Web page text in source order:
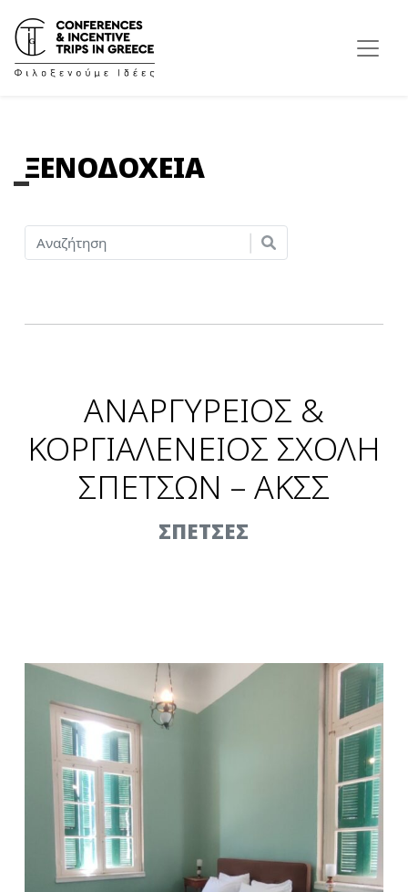
ΞΕΝΟΔΟΧΕΙΑ
ΑΝΑΡΓΥΡΕΙΟΣ &
ΚΟΡΓΙΑΛΕΝΕΙΟΣ ΣΧΟΛΗ
ΣΠΕΤΣΩΝ – ΑΚΣΣ
ΣΠΕΤΣΕΣ